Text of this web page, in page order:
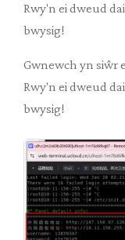
Rwy'n ei dweud
bwysig!
Gwnewch yn siŵr
Rwy'n ei dweud
bwysig!